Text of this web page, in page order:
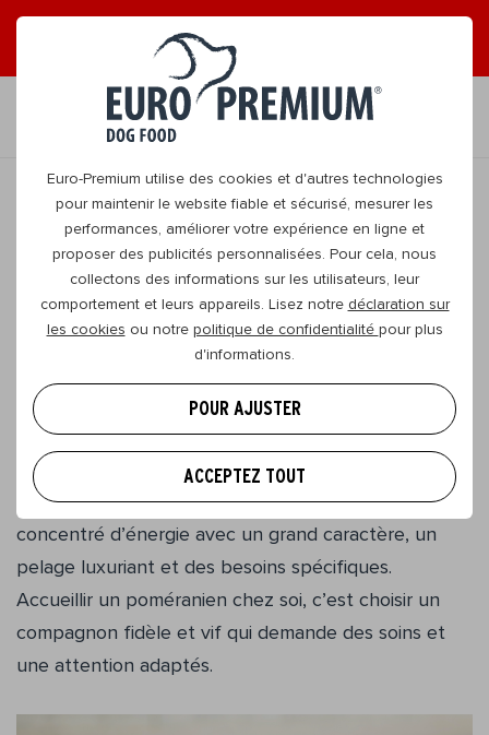
Euro-Premium utilise des cookies et d'autres technologies
pour maintenir le website fiable et sécurisé, mesurer les
performances, améliorer votre expérience en ligne et
proposer des publicités personnalisées. Pour cela, nous
collectons des informations sur les utilisateurs, leur
comportement et leurs appareils. Lisez notre déclaration sur
les cookies ou notre politique de confidentialité pour plus
d'informations.
POUR AJUSTER
ACCEPTEZ TOUT
LISEZ NOS MAGAZINES EN LIGNE GRATUITS !
FR
RETOURNER
Poméranien à la maison ? Voici ce qu’il
faut savoir sur son caractère, son
pelage et ses soins
Ce mois-ci, chez EURO PREMIUM, nous mettons les
petites races de chiens à l’honneur. Le poméranien
n’est pas un petit chien comme les autres. C’est un
concentré d’énergie avec un grand caractère, un
pelage luxuriant et des besoins spécifiques.
Accueillir un poméranien chez soi, c’est choisir un
compagnon fidèle et vif qui demande des soins et
une attention adaptés.